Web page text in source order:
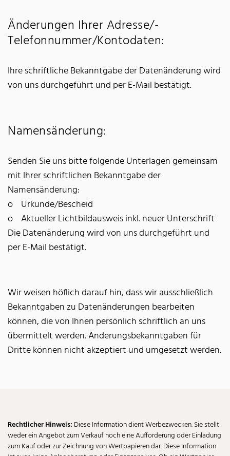
Änderungen Ihrer Adresse/­
Telefonnummer/­Kontodaten:
Ihre schriftliche Bekanntgabe der Datenänderung wird
von uns durchgeführt und per E-Mail bestätigt.
Namensänderung:
Senden Sie uns bitte folgende Unterlagen gemeinsam
mit Ihrer schriftlichen Bekanntgabe der
Namensänderung:
o Urkunde/Bescheid
o Aktueller Lichtbildausweis inkl. neuer Unterschrift
Die Datenänderung wird von uns durchgeführt und
per E-Mail bestätigt.
Wir weisen höflich darauf hin, dass wir ausschließlich
Bekanntgaben zu Datenänderungen bearbeiten
können, die von Ihnen persönlich schriftlich an uns
übermittelt werden. Änderungsbekanntgaben für
Dritte können nicht akzeptiert und umgesetzt werden.
Rechtlicher Hinweis: Diese Information dient Werbezwecken. Sie stellt
weder ein Angebot zum Verkauf noch eine Aufforderung oder Einladung
zum Kauf oder zur Zeichnung von Wertpapieren dar. Diese Information